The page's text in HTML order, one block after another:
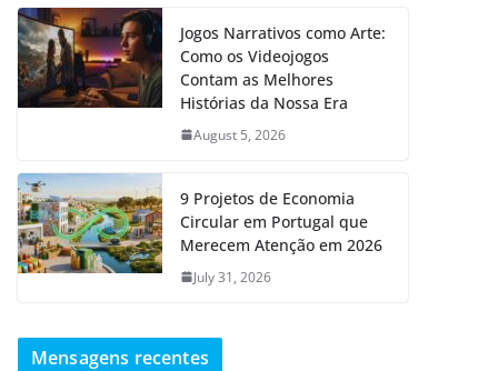
Jogos Narrativos como Arte:
Como os Videojogos
Contam as Melhores
Histórias da Nossa Era
August 5, 2026
9 Projetos de Economia
Circular em Portugal que
Merecem Atenção em 2026
July 31, 2026
Mensagens recentes